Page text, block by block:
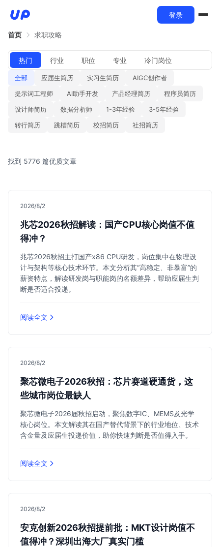
登录
首页 求职攻略
热门 行业 职位 专业 冷门岗位
全部 应届生简历 实习生简历
AIGC创作者
提示词工程师
AI助手开发 产品经理简历
程序员简历
设计师简历
数据分析师 1-3年经验
3-5年经验
转行简历
跳槽简历 校招简历 社招简历
找到 5776 篇优质文章
2026/8/2
兆芯2026秋招解读：国产CPU核心岗值不值
得冲？
兆芯2026秋招主打国产x86 CPU研发，岗位集中在物理设
计与架构等核心技术环节。本文分析其“高稳定、非暴富”的
薪资特点，解读研发岗与职能岗的名额差异，帮助应届生判
断是否适合投递。
阅读全文
2026/8/2
聚芯微电子2026秋招：芯片赛道硬通货，这
些城市岗位最缺人
聚芯微电子2026届秋招启动，聚焦数字IC、MEMS及光学
核心岗位。本文解读其在国产替代背景下的行业地位、技术
含金量及应届生投递价值，助你快速判断是否值得入手。
阅读全文
2026/8/2
安克创新2026秋招提前批：MKT设计岗值不
值得冲？深圳出海大厂真实门槛